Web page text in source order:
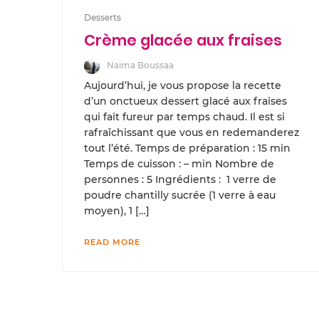
Desserts
Crème glacée aux fraises
Naima Boussaa
Aujourd’hui, je vous propose la recette
d’un onctueux dessert glacé aux fraises
qui fait fureur par temps chaud. Il est si
rafraîchissant que vous en redemanderez
tout l’été. Temps de préparation : 15 min
Temps de cuisson : – min Nombre de
personnes : 5 Ingrédients : 1 verre de
poudre chantilly sucrée (1 verre à eau
moyen), 1 […]
READ MORE